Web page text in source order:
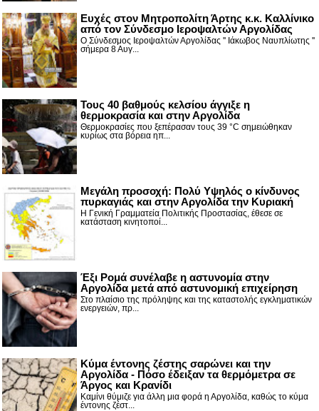
Ευχές στον Μητροπολίτη Άρτης κ.κ. Καλλίνικο
από τον Σύνδεσμο Ιεροψαλτών Αργολίδας
Ο Σύνδεσμος Ιεροψαλτών Αργολίδας '' Ιάκωβος Ναυπλίωτης ''
σήμερα 8 Αυγ...
Τους 40 βαθμούς κελσίου άγγιξε η
θερμοκρασία και στην Αργολίδα
Θερμοκρασίες που ξεπέρασαν τους 39 °C σημειώθηκαν
κυρίως στα βόρεια ηπ...
Μεγάλη προσοχή: Πολύ Υψηλός ο κίνδυνος
πυρκαγιάς και στην Αργολίδα την Κυριακή
Η Γενική Γραμματεία Πολιτικής Προστασίας, έθεσε σε
κατάσταση κινητοποί...
Έξι Ρομά συνέλαβε η αστυνομία στην
Αργολίδα μετά από αστυνομική επιχείρηση
Στο πλαίσιο της πρόληψης και της καταστολής εγκληματικών
ενεργειών, πρ...
Κύμα έντονης ζέστης σαρώνει και την
Αργολίδα - Πόσο έδειξαν τα θερμόμετρα σε
Άργος και Κρανίδι
Καμίνι θύμιζε για άλλη μια φορά η Αργολίδα, καθώς το κύμα
έντονης ζέστ...